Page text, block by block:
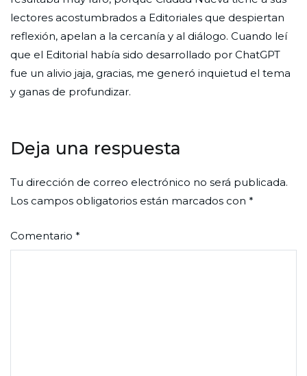
lectores acostumbrados a Editoriales que despiertan
reflexión, apelan a la cercanía y al diálogo. Cuando leí
que el Editorial había sido desarrollado por ChatGPT
fue un alivio jaja, gracias, me generó inquietud el tema
y ganas de profundizar.
Deja una respuesta
Tu dirección de correo electrónico no será publicada.
Los campos obligatorios están marcados con *
Comentario *